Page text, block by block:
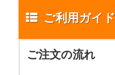
ご利用ガイド
ご注文の流れ